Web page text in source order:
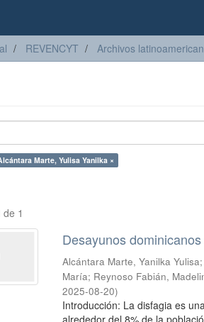
REVENCYT Archivos
Marte, Yulisa Yanilka ×
1
Desayunos
Alcántara Marte, Yanilka Yulisa
María; Reynoso Fabián,
2025-08-20)
Introducción: La disfagia es
alrededor del 8% de la